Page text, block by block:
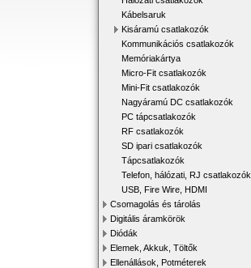
Kábelsaruk
Kisáramú csatlakozók
Kommunikációs csatlakozók
Memóriakártya
Micro-Fit csatlakozók
Mini-Fit csatlakozók
Nagyáramú DC csatlakozók
PC tápcsatlakozók
RF csatlakozók
SD ipari csatlakozók
Tápcsatlakozók
Telefon, hálózati, RJ csatlakozók
USB, Fire Wire, HDMI
Csomagolás és tárolás
Digitális áramkörök
Diódák
Elemek, Akkuk, Töltők
Ellenállások, Potméterek